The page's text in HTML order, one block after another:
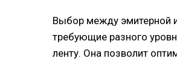
Выбор между эмитерной
требующие разного
ленту. Она позволит